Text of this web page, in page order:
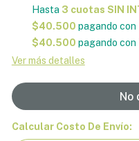
Hasta 3 cuotas SIN
$40.500 pagando
$40.500 pagando
Ver más detalles
No
Calcular Costo De Envío: